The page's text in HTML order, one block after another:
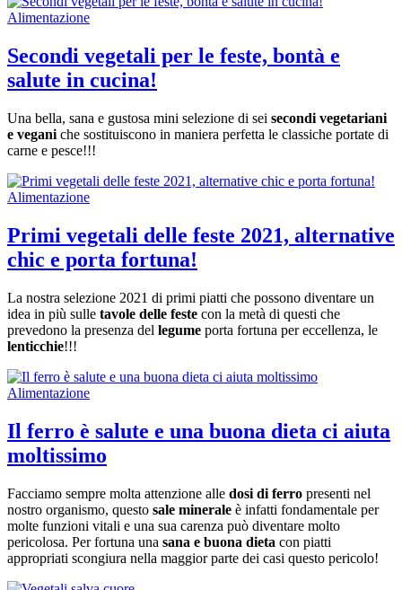
Alimentazione
Secondi vegetali per le feste, bontà e
salute in cucina!
Una bella, sana e gustosa mini selezione di sei secondi vegetariani
e vegani che sostituiscono in maniera perfetta le classiche portate di
carne e pesce!!!
Alimentazione
Primi vegetali delle feste 2021, alternative
chic e porta fortuna!
La nostra selezione 2021 di primi piatti che possono diventare un
idea in più sulle tavole delle feste con la metà di questi che
prevedono la presenza del legume porta fortuna per eccellenza, le
lenticchie!!!
Alimentazione
Il ferro è salute e una buona dieta ci aiuta
moltissimo
Facciamo sempre molta attenzione alle dosi di ferro presenti nel
nostro organismo, questo sale minerale è infatti fondamentale per
molte funzioni vitali e una sua carenza può diventare molto
pericolosa. Per fortuna una sana e buona dieta con piatti
appropriati scongiura nella maggior parte dei casi questo pericolo!